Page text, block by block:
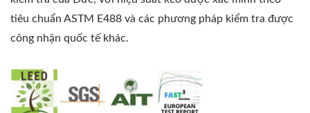
tiêu chuẩn ASTM E488 và các phương pháp kiểm tra được
công nhận quốc tế khác.